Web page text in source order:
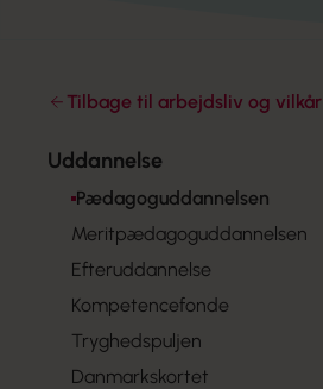
Tilbage til arbejdsliv og vilkår
Uddannelse
Pædagoguddannelsen
Meritpædagoguddannelsen
Efteruddannelse
Kompetencefonde
Tryghedspuljen
Danmarkskortet